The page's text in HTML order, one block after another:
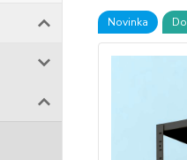
Novinka